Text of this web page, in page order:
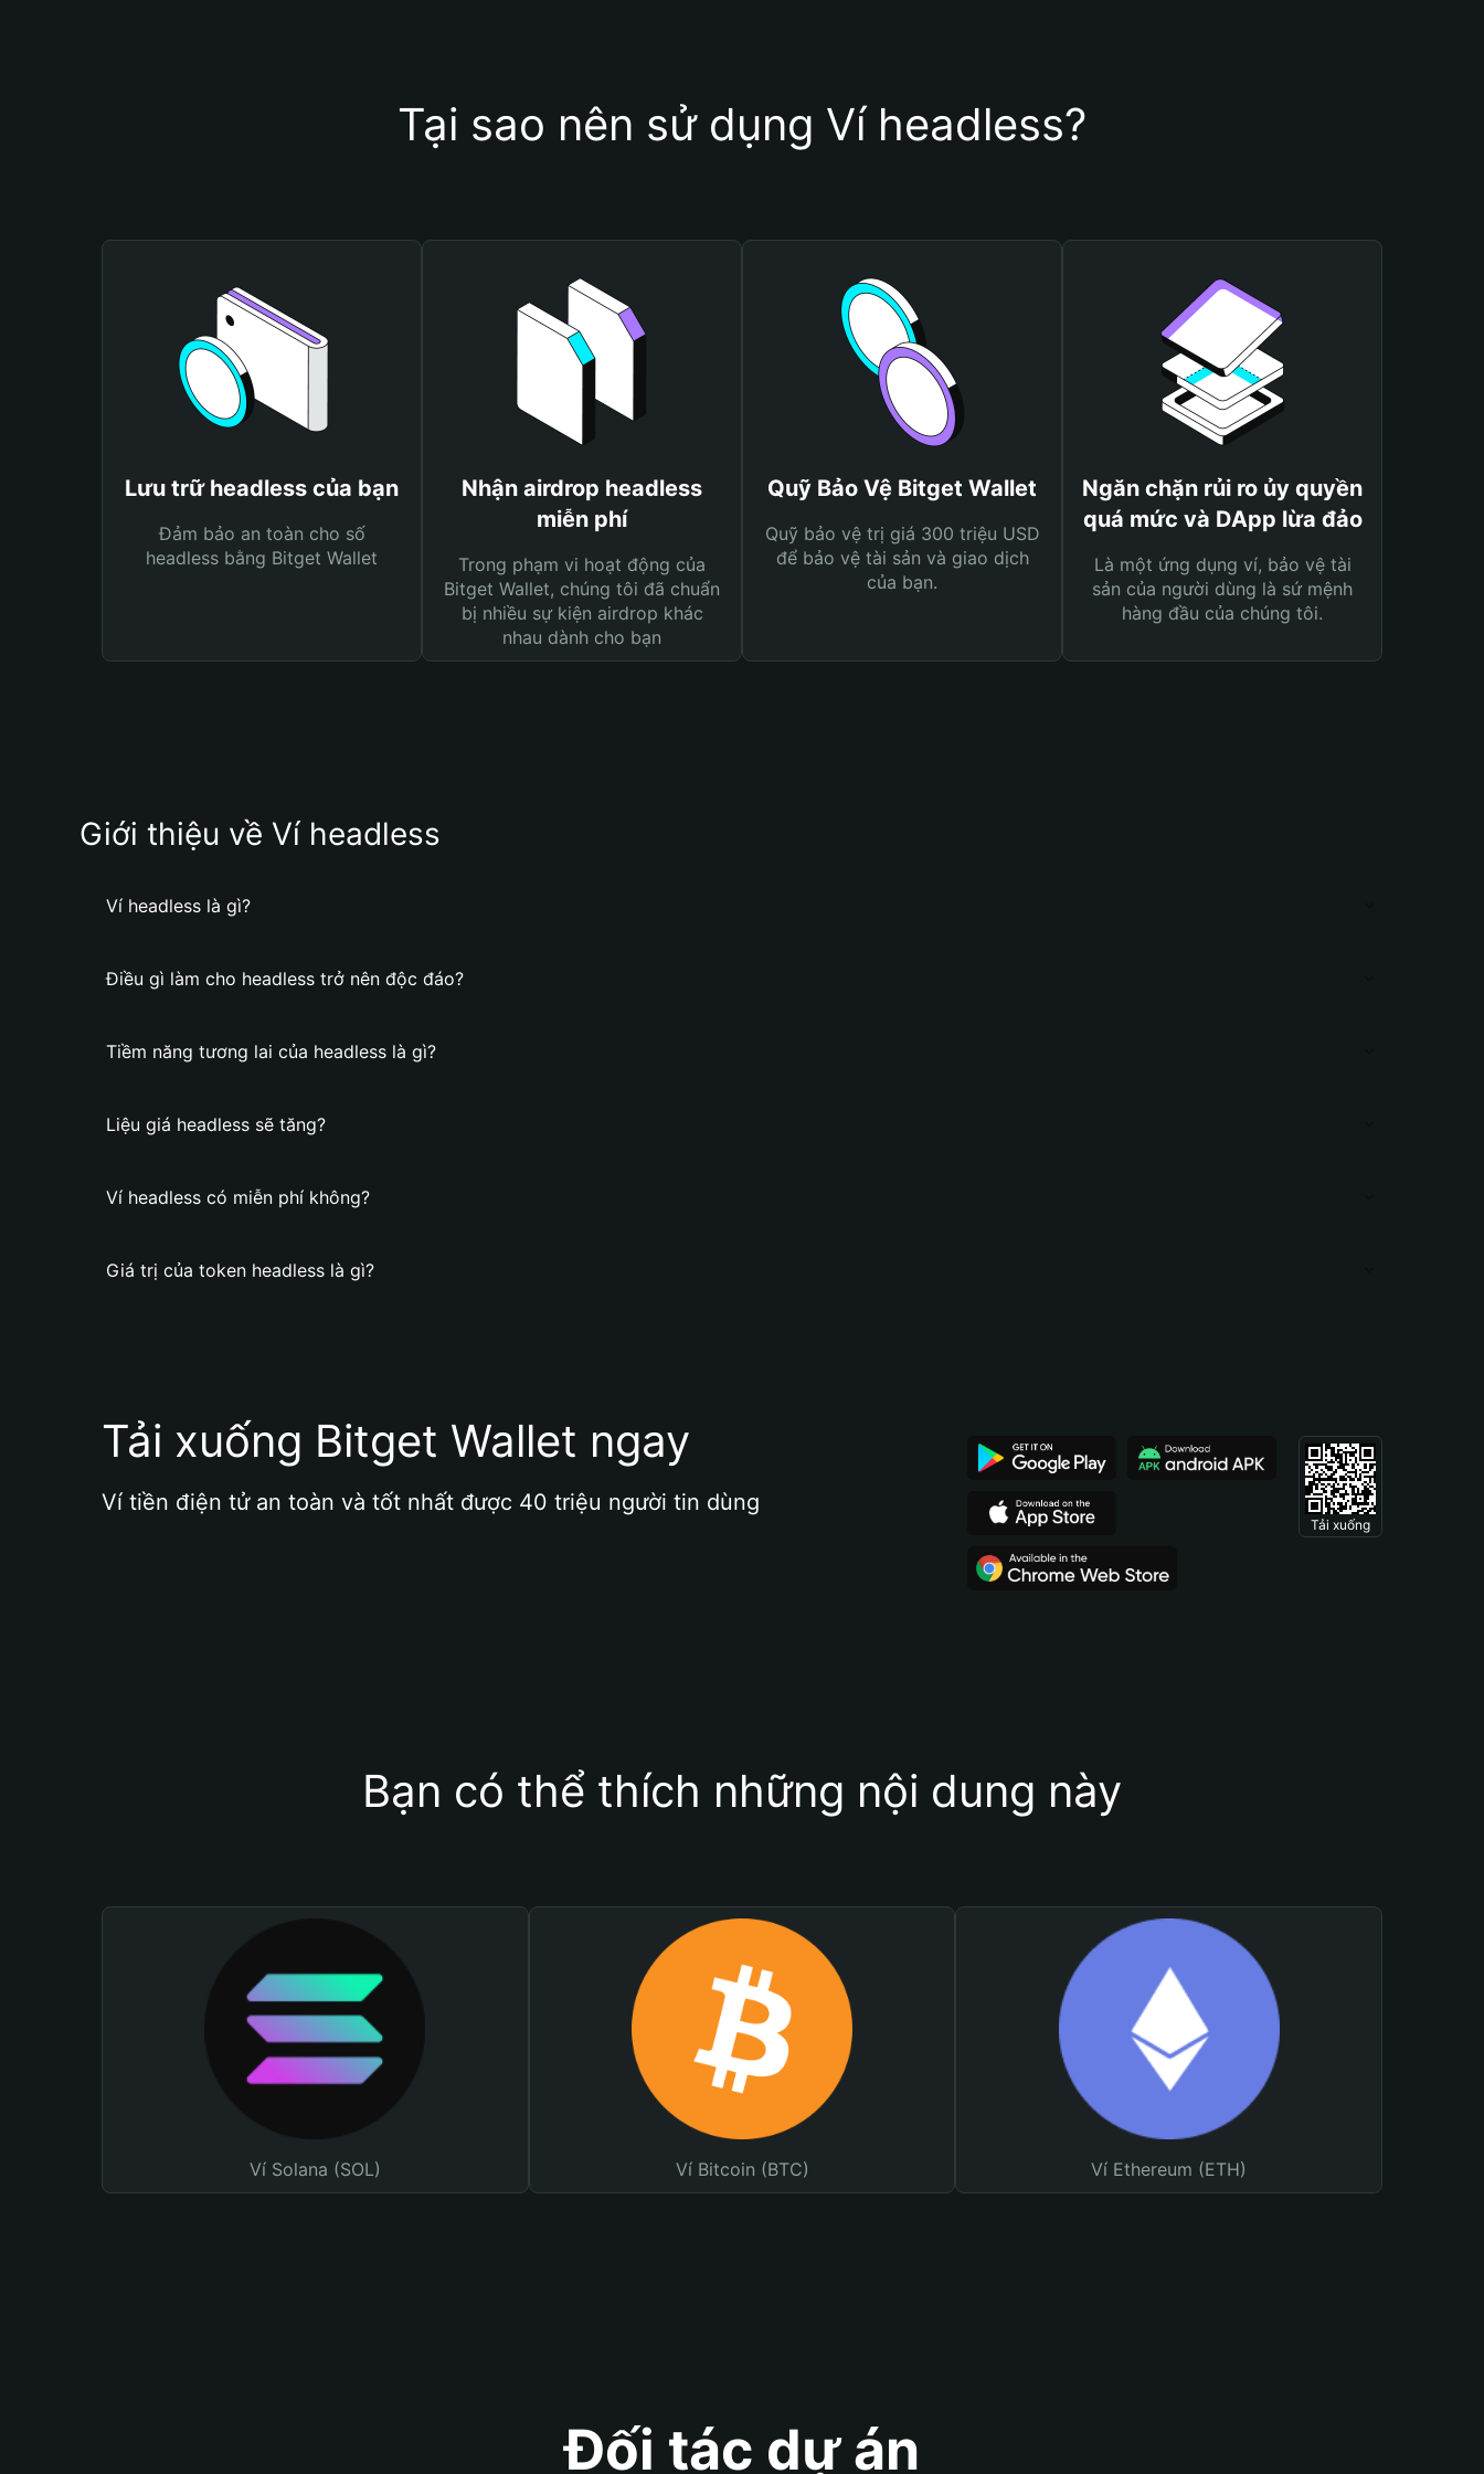
Tại sao nên sử dụng Ví headless?
Lưu trữ headless của bạn
Đảm bảo an toàn cho số
headless bằng Bitget Wallet
Nhận airdrop headless
miễn phí
Trong phạm vi hoạt động của
Bitget Wallet, chúng tôi đã chuẩn
bị nhiều sự kiện airdrop khác
nhau dành cho bạn
Quỹ Bảo Vệ Bitget Wallet
Quỹ bảo vệ trị giá 300 triệu USD
để bảo vệ tài sản và giao dịch
của bạn.
Ngăn chặn rủi ro ủy quyền
quá mức và DApp lừa đảo
Là một ứng dụng ví, bảo vệ tài
sản của người dùng là sứ mệnh
hàng đầu của chúng tôi.
Giới thiệu về Ví headless
Ví headless là gì?
Điều gì làm cho headless trở nên độc đáo?
Tiềm năng tương lai của headless là gì?
Liệu giá headless sẽ tăng?
Ví headless có miễn phí không?
Giá trị của token headless là gì?
Tải xuống Bitget Wallet ngay
Ví tiền điện tử an toàn và tốt nhất được 40 triệu người tin dùng
Tải xuống
Bạn có thể thích những nội dung này
Ví Solana (SOL) Ví Bitcoin (BTC) Ví Ethereum (ETH)
Đối tác dự án